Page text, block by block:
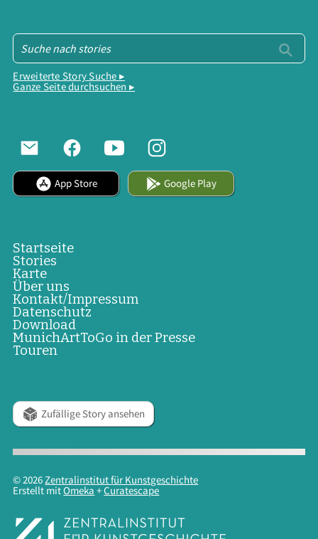
Erweiterte Story Suche ▸
Ganze Seite durchsuchen ▸
App Store Google Play
Startseite
Stories
Karte
Über uns
Kontakt/Impressum
Datenschutz
Download
MunichArtToGo in der Presse
Touren
Zufällige Story ansehen
© 2026Zentralinstitut für Kunstgeschichte
Erstellt mitOmeka +Curatescape